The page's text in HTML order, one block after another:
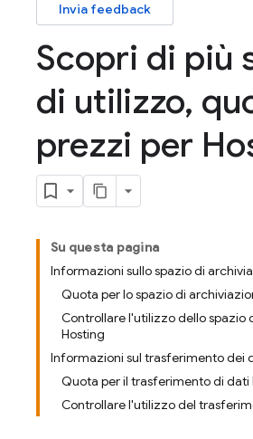
Invia feedback
Scopri di più
di utilizzo,
prezzi per
Su questa pagina
Informazioni sullo spazio di
Quota per lo spazio di
Controllare l'utilizzo dello spazio
Hosting
Informazioni sul trasferimento dei
Quota per il trasferimento di dati
Controllare l'utilizzo del